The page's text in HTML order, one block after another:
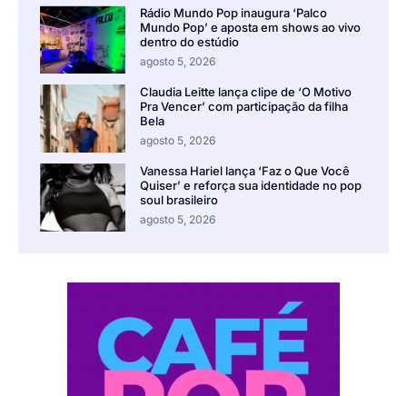
Rádio Mundo Pop inaugura ‘Palco
Mundo Pop’ e aposta em shows ao vivo
dentro do estúdio
agosto 5, 2026
Claudia Leitte lança clipe de ‘O Motivo
Pra Vencer’ com participação da filha
Bela
agosto 5, 2026
Vanessa Hariel lança ‘Faz o Que Você
Quiser’ e reforça sua identidade no pop
soul brasileiro
agosto 5, 2026